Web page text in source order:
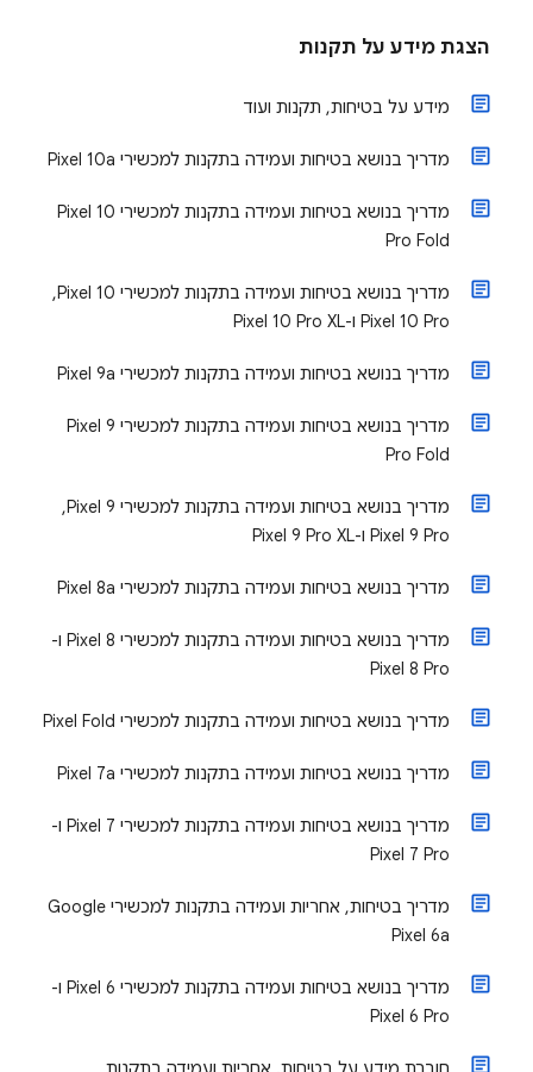
הצגת מידע על תקנות
מידע על בטיחות, תקנות ועוד
מדריך בנושא בטיחות ועמידה בתקנות למכשירי Pixel 10a
מדריך בנושא בטיחות ועמידה בתקנות למכשירי Pixel 10
Pro Fold
מדריך בנושא בטיחות ועמידה בתקנות למכשירי Pixel 10,‏
Pixel 10 Pro ו-Pixel 10 Pro XL
מדריך בנושא בטיחות ועמידה בתקנות למכשירי Pixel 9a
מדריך בנושא בטיחות ועמידה בתקנות למכשירי Pixel 9
Pro Fold
מדריך בנושא בטיחות ועמידה בתקנות למכשירי Pixel 9,‏
Pixel 9 Pro ו-Pixel 9 Pro XL
מדריך בנושא בטיחות ועמידה בתקנות למכשירי Pixel 8a
מדריך בנושא בטיחות ועמידה בתקנות למכשירי Pixel 8 ו-
Pixel 8 Pro
מדריך בנושא בטיחות ועמידה בתקנות למכשירי Pixel Fold
מדריך בנושא בטיחות ועמידה בתקנות למכשירי Pixel 7a
מדריך בנושא בטיחות ועמידה בתקנות למכשירי Pixel 7 ו-
Pixel 7 Pro
מדריך בטיחות, אחריות ועמידה בתקנות למכשירי Google
Pixel 6a
מדריך בנושא בטיחות ועמידה בתקנות למכשירי Pixel 6 ו-
Pixel 6 Pro